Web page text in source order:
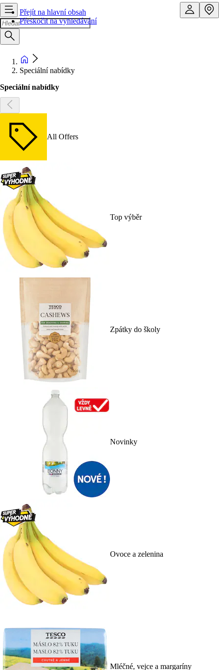
Přejít na hlavní obsah
Přeskočit na vyhledávání
Speciální nabídky
Speciální nabídky
All Offers
Top výběr
Zpátky do školy
Novinky
Ovoce a zelenina
Mléčné, vejce a margaríny